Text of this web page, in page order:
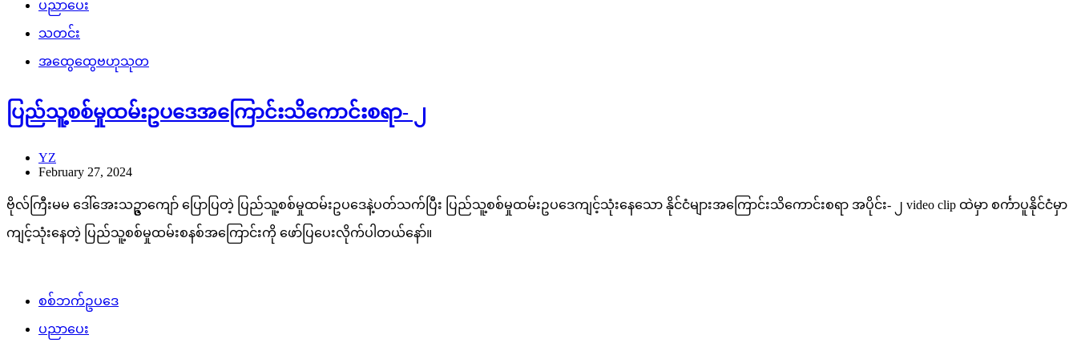
ပညာပေး
သတင်း
အထွေထွေဗဟုသုတ
ပြည်သူ့စစ်မှုထမ်းဥပဒေအကြောင်းသိကောင်းစရာ- ၂
YZ
February 27, 2024
ဗိုလ်ကြီးမမ ဒေါ်အေးသဥ္ဇာကျော် ပြောပြတဲ့ ပြည်သူ့စစ်မှုထမ်းဥပဒေနဲ့ပတ်သက်ပြီး ပြည်သူ့စစ်မှုထမ်းဥပဒေကျင့်သုံးနေသော နိုင်ငံများအကြောင်းသိကောင်းစရာ အပိုင်း- ၂ video clip ထဲမှာ စင်္ကာပူနိုင်ငံမှာ
ကျင့်သုံးနေတဲ့ ပြည်သူ့စစ်မှုထမ်းစနစ်အကြောင်းကို ဖော်ပြပေးလိုက်ပါတယ်နော်။
စစ်ဘက်ဥပဒေ
ပညာပေး